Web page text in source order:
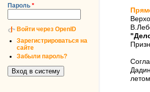
Пароль *
Войти через OpenID
Зарегистрироваться на
сайте
Забыли пароль?